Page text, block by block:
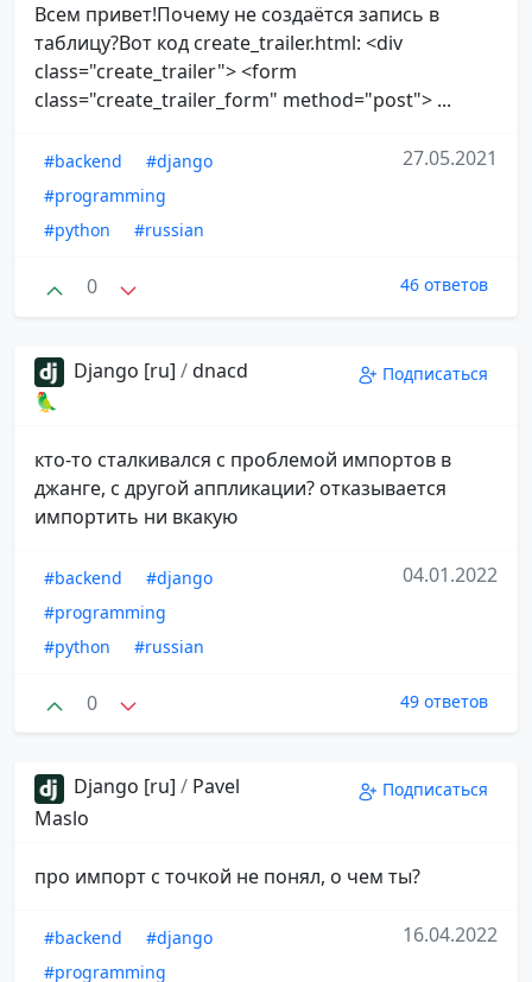
Всем привет!Почему не создаётся запись в
таблицу?Вот код create_trailer.html: <div
class="create_trailer"> <form
class="create_trailer_form" method="post"> ...
#backend
#django
#programming
#python
#russian
27.05.2021
0 46 ответов
Django [ru] /dnacd
🦜
Подписаться
кто-то сталкивался с проблемой импортов в
джанге, с другой аппликации? отказывается
импортить ни вкакую
#backend
#django
#programming
#python
#russian
04.01.2022
0 49 ответов
Django [ru] / Pavel
Maslo
Подписаться
про импорт с точкой не понял, о чем ты?
#backend
#django
#programming
16.04.2022